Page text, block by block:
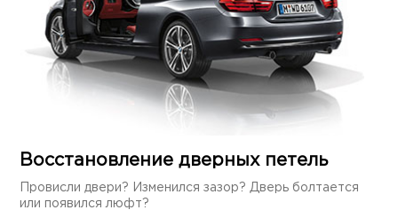
Восстановление дверных петель
Провисли двери? Изменился зазор? Дверь болтается
или появился люфт?